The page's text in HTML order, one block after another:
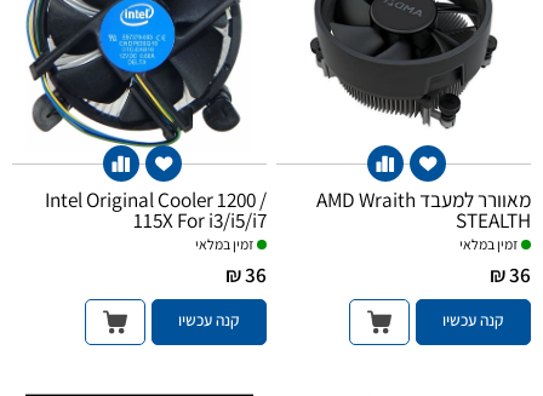
מאוורר למעבד AMD Wraith
STEALTH
זמין במלאי
36 ₪
קנה עכשיו
Intel Original Cooler 1200 /
115X For i3/i5/i7
זמין במלאי
36 ₪
קנה עכשיו